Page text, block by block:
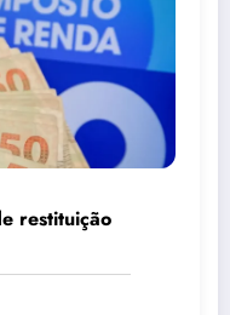
restituição